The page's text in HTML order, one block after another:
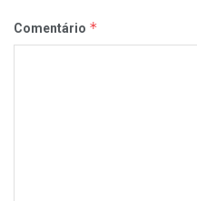
Comentário *